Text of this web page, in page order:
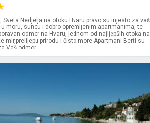
Sveta Nedjelja na otoku Hvaru pravo su mjesto za vaš
u moru, suncu i dobro opremljenim apartmanima, te
odmor na Hvaru, jednom od najljepših otoka na
mir,prelijepu prirodu i čisto more Apartmani Berti su
Vaš odmor.